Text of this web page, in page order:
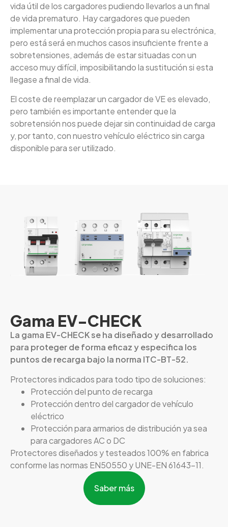
vida útil de los cargadores pudiendo llevarlos a un final
de vida prematuro. Hay cargadores que pueden
implementar una protección propia para su electrónica,
pero está será en muchos casos insuficiente frente a
sobretensiones, además de estar situadas con un
acceso muy difícil, imposibilitando la sustitución si esta
llegase a final de vida.
El coste de reemplazar un cargador de VE es elevado,
pero también es importante entender que la
sobretensión nos puede dejar sin continuidad de carga
y, por tanto, con nuestro vehículo eléctrico sin carga
disponible para ser utilizado.
Gama EV-CHECK
La gama EV-CHECK se ha diseñado y desarrollado
para proteger de forma eficaz y especifica los
puntos de recarga bajo la norma ITC-BT-52.
Protectores indicados para todo tipo de soluciones:
Protección del punto de recarga
Protección dentro del cargador de vehículo
eléctrico
Protección para armarios de distribución ya sea
para cargadores AC o DC
Protectores diseñados y testeados 100% en fabrica
conforme las normas EN50550 y UNE-EN 61643-11.
Saber más